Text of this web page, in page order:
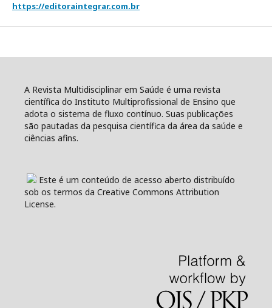
https://editoraintegrar.com.br
A Revista Multidisciplinar em Saúde é uma revista
científica do Instituto Multiprofissional de Ensino que
adota o sistema de fluxo contínuo. Suas publicações
são pautadas da pesquisa científica da área da saúde e
ciências afins.
Este é um conteúdo de acesso aberto distribuído
sob os termos da Creative Commons Attribution
License.